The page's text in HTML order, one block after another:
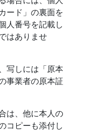
ード」の裏面を
人番号を記載し
はありませ
写しには「原本
事業者の原本証
は、他に本人の
コピーも添付し